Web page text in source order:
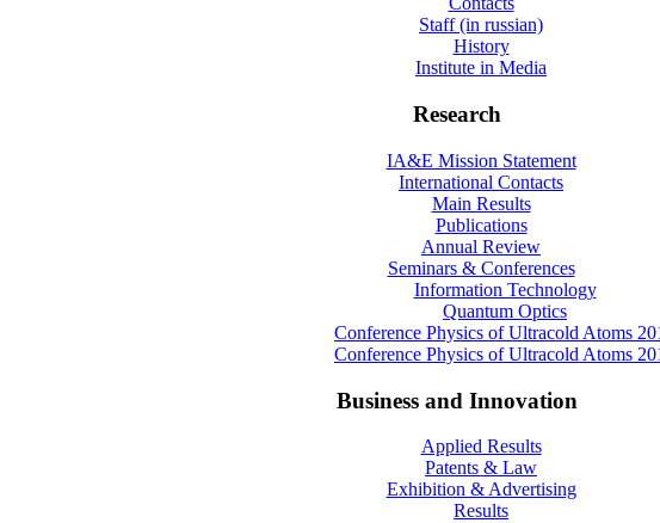
Staff (in russian)
History
Institute in Media
Research
IA&E Mission Statement
International Contacts
Main Results
Publications
Annual Review
Seminars & Conferences
Information Technology
Quantum Optics
Conference Physics of Ultracold Atoms
Conference Physics of Ultracold Atoms
Business and Innovation
Applied Results
Patents & Law
Exhibition & Advertising
Results